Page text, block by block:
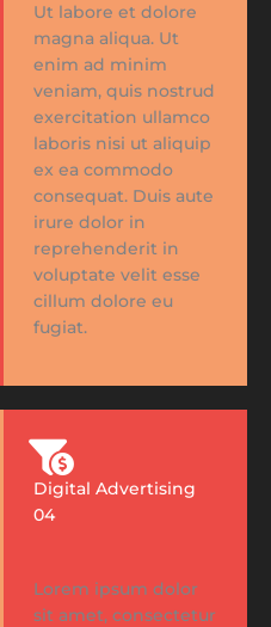
Ut labore et dolore
magna aliqua. Ut
enim ad minim
veniam, quis nostrud
exercitation ullamco
laboris nisi ut aliquip
ex ea commodo
consequat. Duis aute
irure dolor in
reprehenderit in
voluptate velit esse
cillum dolore eu
fugiat.
Digital Advertising
04
Lorem ipsum dolor
sit amet, consectetur